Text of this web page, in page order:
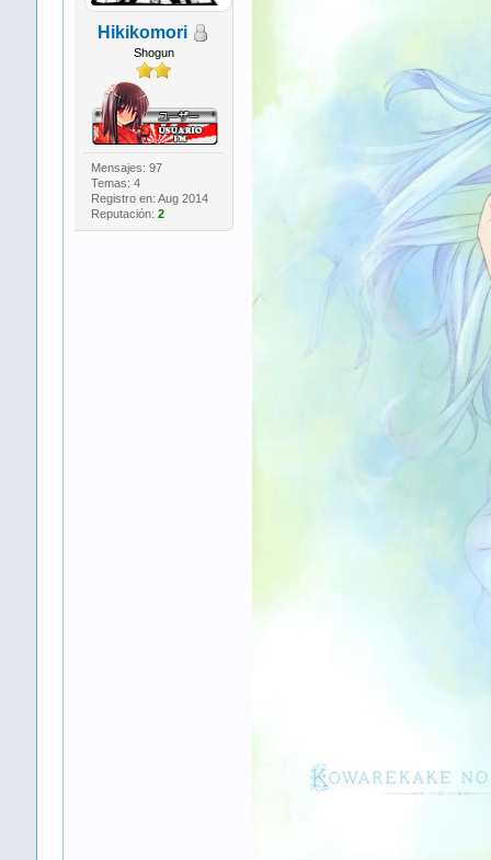
Hikikomori
Shogun
Mensajes: 97
Temas: 4
Registro en: Aug 2014
Reputación: 2